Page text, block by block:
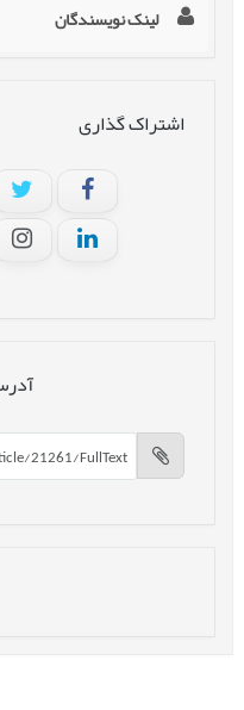
لینک نویسندگان
اشتراک گذاری